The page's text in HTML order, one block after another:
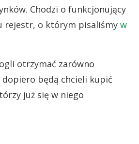
Chodzi o funkcjonujący
rejestr, o którym pisaliśmy w
otrzymać zarówno
będą chcieli kupić
już się w niego